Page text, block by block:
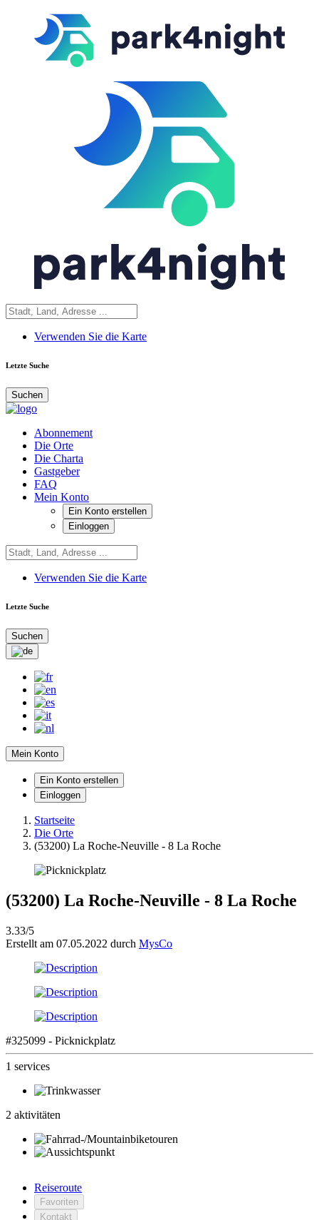
Verwenden Sie die Karte
Letzte Suche
Suchen
Abonnement
Die Orte
Die Charta
Gastgeber
FAQ
Mein Konto
Ein Konto erstellen
Einloggen
Verwenden Sie die Karte
Letzte Suche
Suchen
Mein Konto
Ein Konto erstellen
Einloggen
Startseite
Die Orte
(53200) La Roche-Neuville - 8 La Roche
(53200) La Roche-Neuville - 8 La Roche
3.33/5
Erstellt am 07.05.2022 durch MysCo
#325099 - Picknickplatz
1 services
2 aktivitäten
Reiseroute
Favoriten
Kontakt